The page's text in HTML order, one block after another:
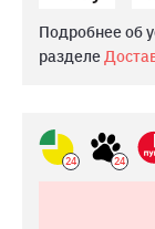
Подробнее об
разделе
24 24